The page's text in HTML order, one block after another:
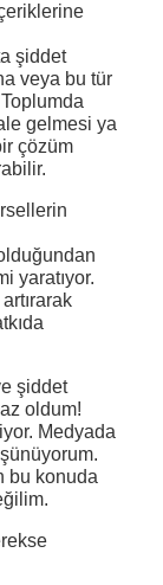
şiddet
veya bu tür
gelmesi ya
çözüm
yaratıyor.
şiddet
oldum!
Medyada
bu konuda